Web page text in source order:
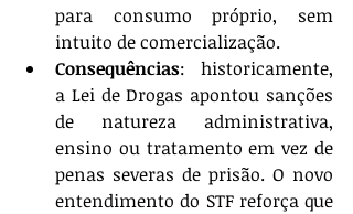
para consumo próprio, sem
intuito de comercialização.
Consequências: historicamente,
a Lei de Drogas apontou sanções
de natureza administrativa,
ensino ou tratamento em vez de
penas severas de prisão. O novo